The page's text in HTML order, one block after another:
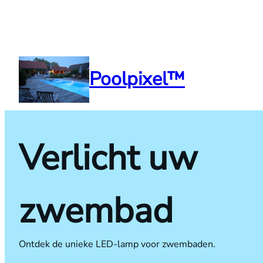
Poolpixel™
Verlicht uw
zwembad
Ontdek de unieke LED-lamp voor zwembaden.